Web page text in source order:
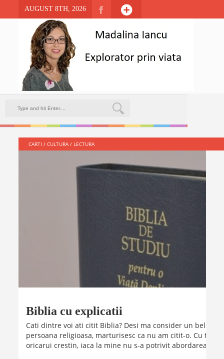
AUGUST 8TH, 2026
CARTI / CULTURA/ LECTURA
Biblia cu explicatii
Cati dintre voi ati citit Biblia? Desi ma consider un beliver
persoana religioasa, marturisesc ca nu am citit-o. Cu
oricarui crestin, iaca la mine nu s-a potrivit abordarea